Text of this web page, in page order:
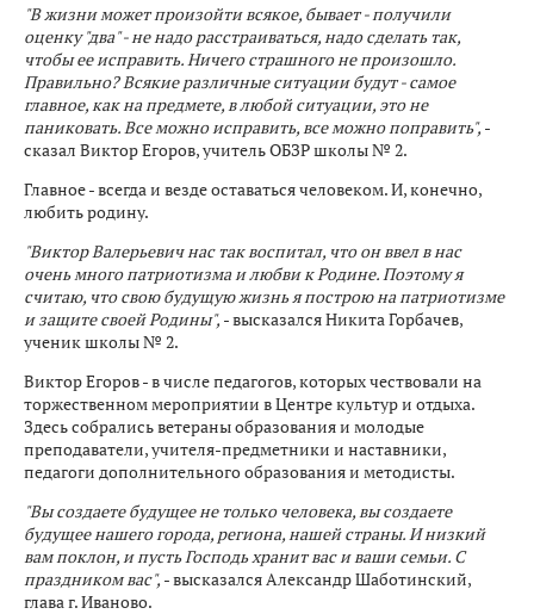
"В жизни может произойти всякое, бывает - получили
оценку "два" - не надо расстраиваться, надо сделать так,
чтобы ее исправить. Ничего страшного не произошло.
Правильно? Всякие различные ситуации будут - самое
главное, как на предмете, в любой ситуации, это не
паниковать. Все можно исправить, все можно поправить", -
сказал Виктор Егоров, учитель ОБЗР школы № 2.
Главное - всегда и везде оставаться человеком. И, конечно,
любить родину.
"Виктор Валерьевич нас так воспитал, что он ввел в нас
очень много патриотизма и любви к Родине. Поэтому я
считаю, что свою будущую жизнь я построю на патриотизме
и защите своей Родины", - высказался Никита Горбачев,
ученик школы № 2.
Виктор Егоров - в числе педагогов, которых чествовали на
торжественном мероприятии в Центре культур и отдыха.
Здесь собрались ветераны образования и молодые
преподаватели, учителя-предметники и наставники,
педагоги дополнительного образования и методисты.
"Вы создаете будущее не только человека, вы создаете
будущее нашего города, региона, нашей страны. И низкий
вам поклон, и пусть Господь хранит вас и ваши семьи. С
праздником вас", - высказался Александр Шаботинский,
глава г. Иваново.